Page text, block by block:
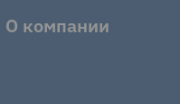
О компании